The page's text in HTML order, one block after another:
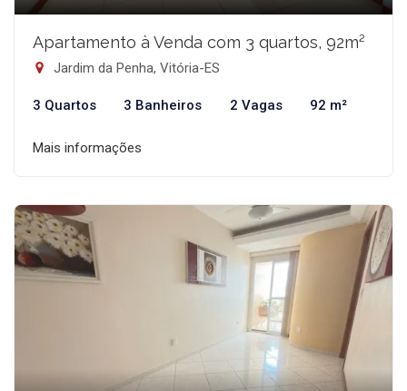
Apartamento à Venda com 3 quartos, 92m²
Jardim da Penha, Vitória-ES
3 Quartos 3 Banheiros 2 Vagas 92 m²
Mais informações